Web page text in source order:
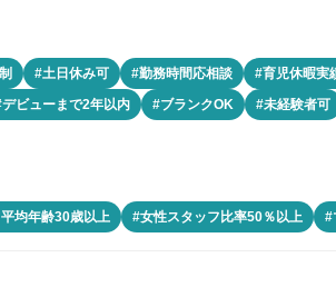
#土日休み可 #勤務時間応相談 #育児休暇実
ビューまで2年以内 #ブランクOK #未経験者可
均年齢30歳以上 #女性スタッフ比率50％以上 #